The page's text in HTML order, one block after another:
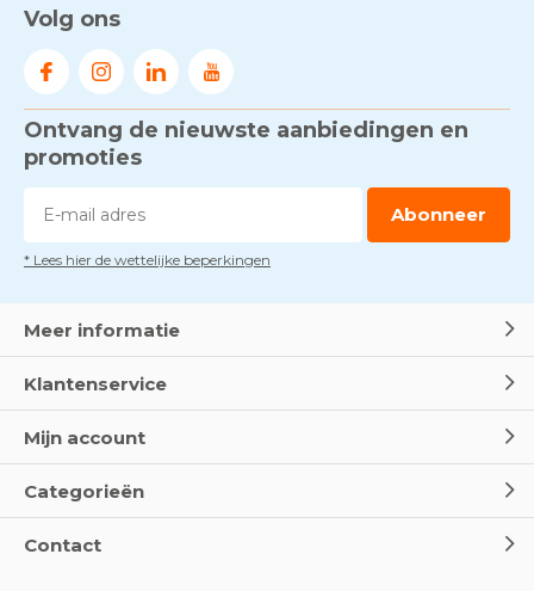
Volg ons
Ontvang de nieuwste aanbiedingen en
promoties
Abonneer
* Lees hier de wettelijke beperkingen
Meer informatie
Klantenservice
Mijn account
Categorieën
Contact